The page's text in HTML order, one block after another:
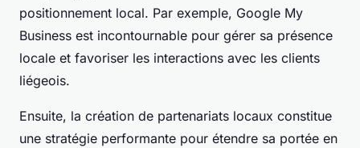
positionnement local. Par exemple, Google My
Business est incontournable pour gérer sa présence
locale et favoriser les interactions avec les clients
liégeois.
Ensuite, la création de partenariats locaux constitue
une stratégie performante pour étendre sa portée en